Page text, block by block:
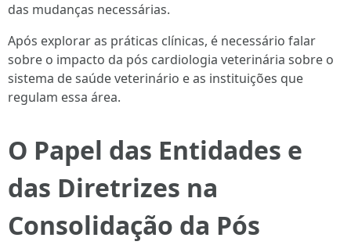
das mudanças necessárias.
Após explorar as práticas clínicas, é necessário falar
sobre o impacto da pós cardiologia veterinária sobre o
sistema de saúde veterinário e as instituições que
regulam essa área.
O Papel das Entidades e
das Diretrizes na
Consolidação da Pós